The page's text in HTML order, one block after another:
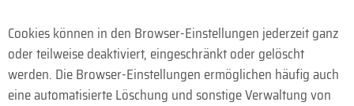
Cookies können in den Browser-Einstellungen jederzeit ganz
oder teilweise deaktiviert, eingeschränkt oder gelöscht
werden. Die Browser-Einstellungen ermöglichen häufig auch
eine automatisierte Löschung und sonstige Verwaltung von